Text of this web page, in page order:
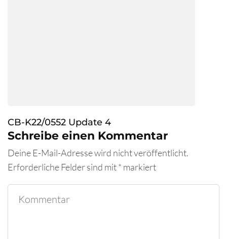
CB-K22/0552 Update 4
Schreibe einen Kommentar
Deine E-Mail-Adresse wird nicht veröffentlicht.
Erforderliche Felder sind mit* markiert